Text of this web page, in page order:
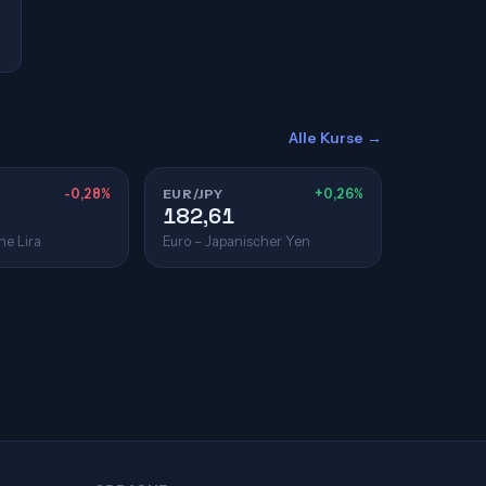
Alle Kurse →
-0,28%
Lira
EUR/JPY +0,26%
182,61
Euro – Japanischer Yen